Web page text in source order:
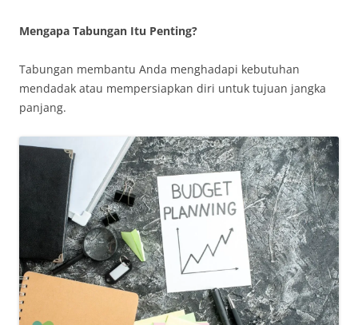
Mengapa Tabungan Itu Penting?
Tabungan membantu Anda menghadapi kebutuhan
mendadak atau mempersiapkan diri untuk tujuan jangka
panjang.